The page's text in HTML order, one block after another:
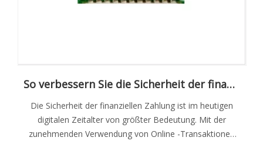
So verbessern Sie die Sicherheit der finanziellen Zahlung mit einem drahtlosen Kommunikationsmodul
Die Sicherheit der finanziellen Zahlung ist im heutigen
digitalen Zeitalter von größter Bedeutung. Mit der
zunehmenden Verwendung von Online -Transaktionen